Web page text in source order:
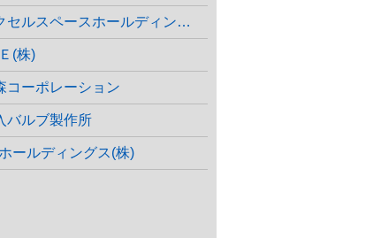
(株)アクセルスペースホールディングス
(株)
コーポレーション
バルブ製作所
ールディングス(株)